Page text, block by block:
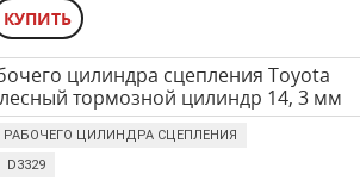
цилиндра сцепления Toyota
тормозной цилиндр 14, 3 мм
ЦИЛИНДРА СЦЕПЛЕНИЯ
D3329